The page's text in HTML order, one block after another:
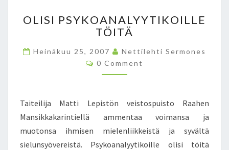
T
U
R
I
I
T
V
Ä
S
L
I
I
P
S
A
N
A
OLISI PSYKOANALYYTIKOILLE
TÖITÄ
Heinäkuu 25, 2007
Nettilehti Sermones
C
O
T
0 Comment
Taiteilija Matti Lepistön veistospuisto Raahen
Mansikkakarintiellä ammentaa voimansa ja
muotonsa ihmisen mielenliikkeistä ja syvältä
sielunsyövereistä. Psykoanalyytikoille olisi töitä